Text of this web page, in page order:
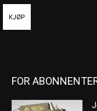
KJØP
FOR